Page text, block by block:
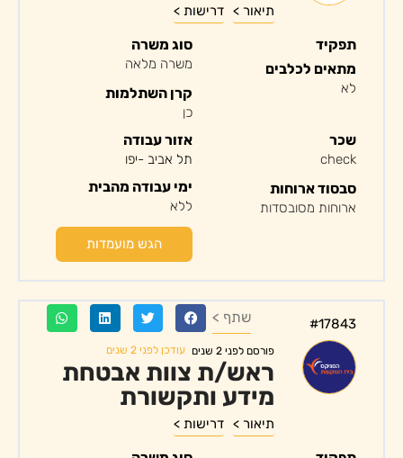
תיאור > דרישות >
תפקיד
מתאים לכלבים
לא
סוג משרה
משרה מלאה
קרן השתלמות
כן
שכר
check
סבסוד ארוחות
ארוחות מסובסדות
אזור עבודה
תל אביב -יפו
ימי עבודה מהבית
ללא
הגש מועמדות
#17843 שתף >
פורסם לפני 2 שנים עודכן לפני 2 שנים
ראש/ת צוות אבטחת
מידע ותקשורת
תיאור > דרישות >